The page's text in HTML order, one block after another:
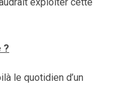
?
le quotidien d’un